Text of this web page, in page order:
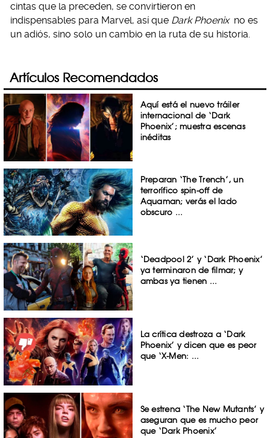
cintas que la preceden, se convirtieron en
indispensables para Marvel, así que Dark Phoenix no es
un adiós, sino solo un cambio en la ruta de su historia.
Artículos Recomendados
Aquí está el nuevo tráiler
internacional de ‘Dark
Phoenix’; muestra escenas
inéditas
Preparan ‘The Trench’, un
terrorífico spin-off de
Aquaman; verás el lado
obscuro ...
‘Deadpool 2’ y ‘Dark Phoenix’
ya terminaron de filmar; y
ambas ya tienen ...
La crítica destroza a ‘Dark
Phoenix’ y dicen que es peor
que ‘X-Men: ...
Se estrena ‘The New Mutants’ y
aseguran que es mucho peor
que ‘Dark Phoenix’